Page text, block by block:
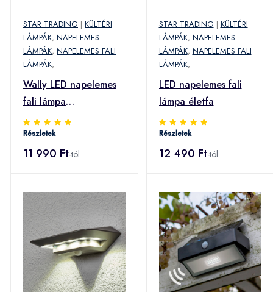
STAR TRADING | KÜLTÉRI
LÁMPÁK, NAPELEMES
LÁMPÁK, NAPELEMES FALI
LÁMPÁK,
Wally LED napelemes
fali lámpa
mozgásérzékelővel
Részletek
11 990 Ft-tól
STAR TRADING | KÜLTÉRI
LÁMPÁK, NAPELEMES
LÁMPÁK, NAPELEMES FALI
LÁMPÁK,
LED napelemes fali
lámpa életfa
Részletek
12 490 Ft-tól